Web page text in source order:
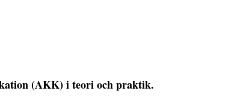
(AKK) i teori och praktik.